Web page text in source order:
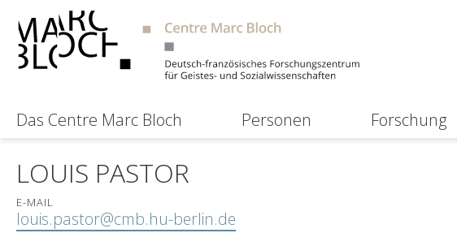
Das Centre Marc Bloch Personen Forschung
LOUIS PASTOR
E-MAIL
louis.pastor@cmb.hu-berlin.de